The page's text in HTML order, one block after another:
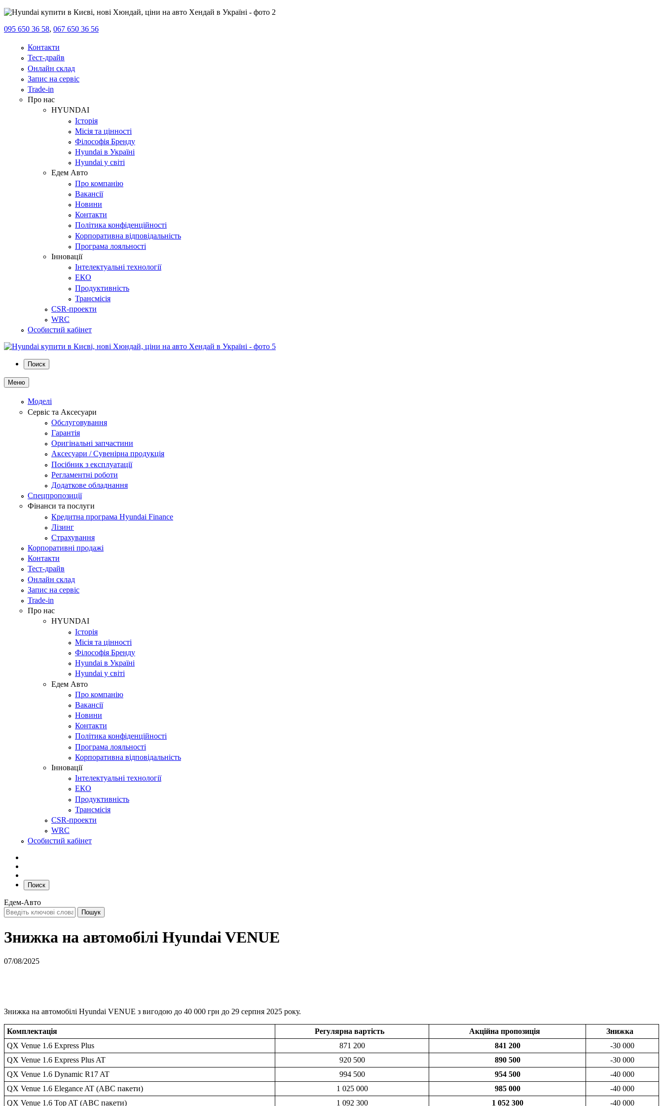
095 650 36 58, 067 650 36 56
Контакти
Тест-драйв
Онлайн склад
Запис на сервіс
Trade-in
Про нас
HYUNDAI
Історія
Місія та цінності
Філософія Бренду
Hyundai в Україні
Hyundai у світі
Едем Авто
Про компанію
Вакансії
Новини
Контакти
Політика конфіденційності
Корпоративна відповідальність
Програма лояльності
Інновації
Інтелектуальні технології
ЕКО
Продуктивність
Трансмісія
CSR-проекти
WRC
Особистий кабінет
Поиск
Меню
Моделі
Сервіс та Аксесуари
Обслуговування
Гарантія
Оригінальні запчастини
Аксесуари / Сувенірна продукція
Посібник з експлуатації
Регламентні роботи
Додаткове обладнання
Спецпропозиції
Фінанси та послуги
Кредитна програма Hyundai Finance
Лізинг
Страхування
Корпоративні продажі
Контакти
Тест-драйв
Онлайн склад
Запис на сервіс
Trade-in
Про нас
HYUNDAI
Історія
Місія та цінності
Філософія Бренду
Hyundai в Україні
Hyundai у світі
Едем Авто
Про компанію
Вакансії
Новини
Контакти
Політика конфіденційності
Програма лояльності
Корпоративна відповідальність
Інновації
Інтелектуальні технології
ЕКО
Продуктивність
Трансмісія
CSR-проекти
WRC
Особистий кабінет
Поиск
Едем-Авто
Знижка на автомобілі Hyundai VENUE
07/08/2025
Знижка на автомобілі Hyundai VENUE з вигодою до 40 000 грн до 29 серпня 2025 року.
Комплектація Регулярна вартість Акційна пропозиція
Знижка
QX Venue 1.6 Express Plus
871 200 841 200
-30 000
QX Venue 1.6 Express Plus AT
920 500 890 500
-30 000
QX Venue 1.6 Dynamic R17 AT
994 500 954 500
-40 000
QX Venue 1.6 Elegance AT (ABC пакети)
1 025 000 985 000
-40 000
QX Venue 1.6 Top AT (ABC пакети)
1 092 300 1 052 300 -40 000